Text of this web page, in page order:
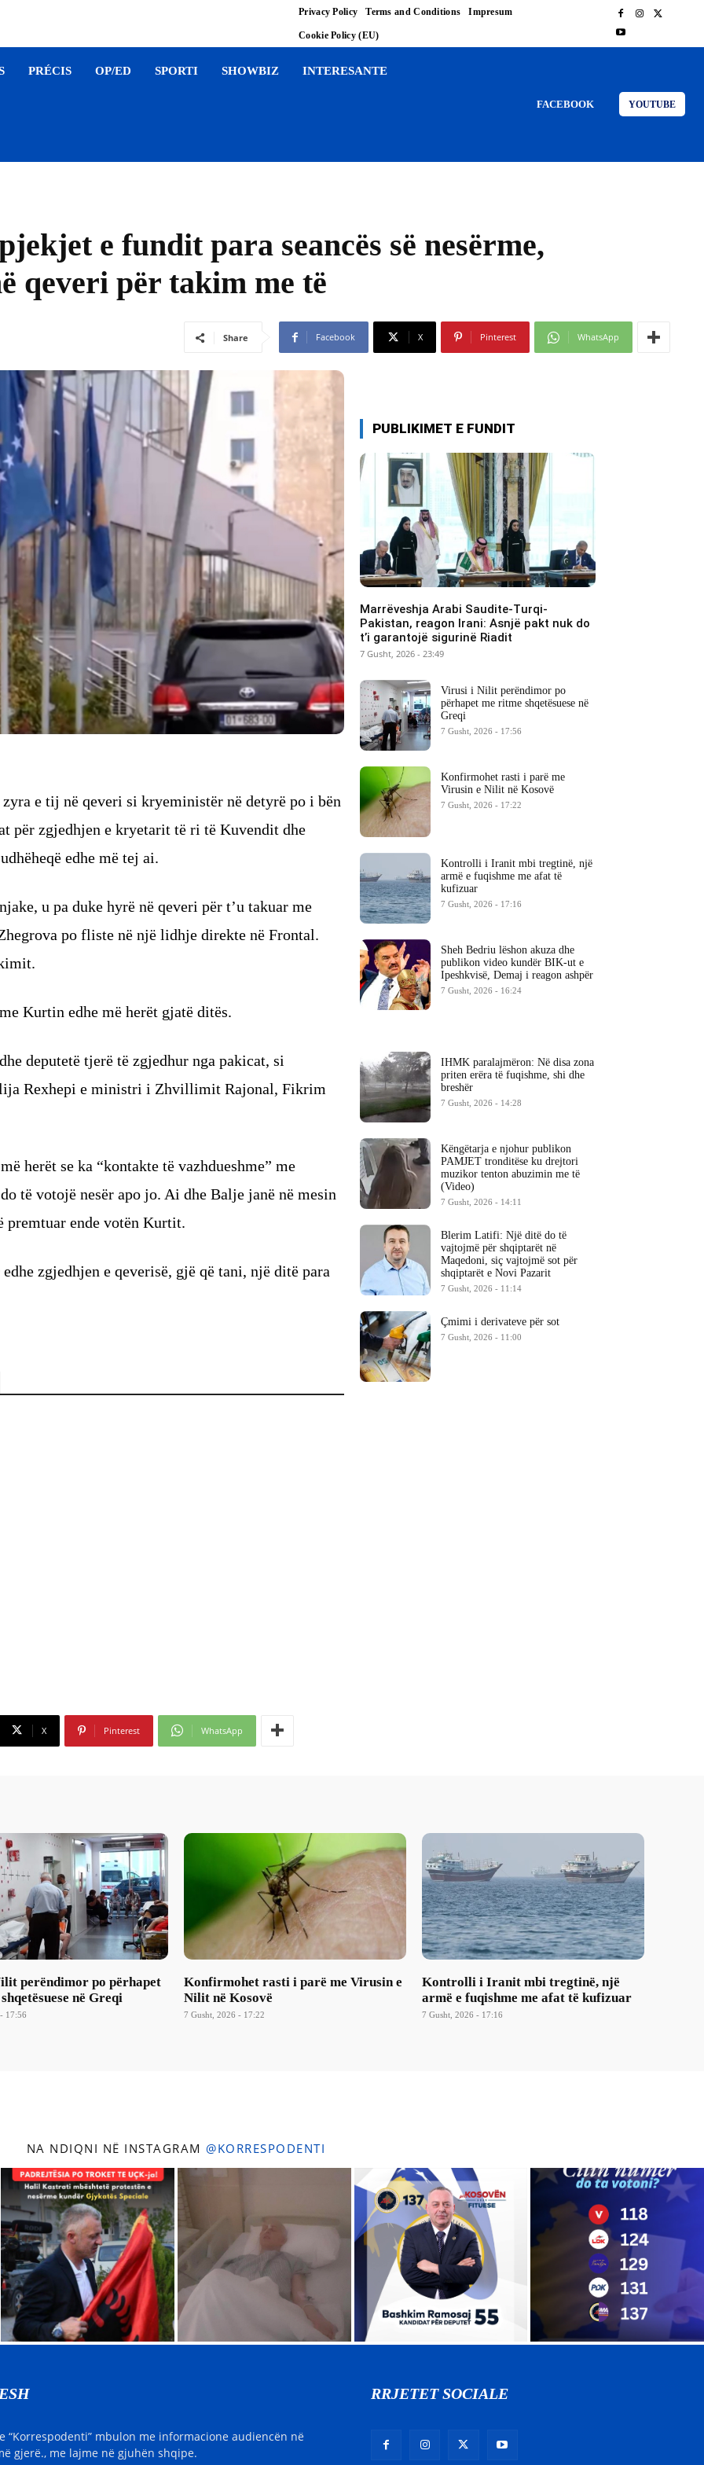
Privacy Policy Terms and Conditions Impresum
Cookie Policy (EU)
PRÉCIS OP/ED SPORTI SHOWBIZ INTERESANTE
FACEBOOK YOUTUBE
e fundit para seancës së nesërme,
qeveri për takim me të
Share Facebook X Pinterest WhatsApp
e tij në qeveri si kryeministër në detyrë po i bën
për zgjedhjen e kryetarit të ri të Kuvendit dhe
edhe më tej ai.
u pa duke hyrë në qeveri për t’u takuar me
po fliste në një lidhje direkte në Frontal.
Kurtin edhe më herët gjatë ditës.
deputetë tjerë të zgjedhur nga pakicat, si
Rexhepi e ministri i Zhvillimit Rajonal, Fikrim
herët se ka “kontakte të vazhdueshme” me
të votojë nesër apo jo. Ai dhe Balje janë në mesin
premtuar ende votën Kurtit.
zgjedhjen e qeverisë, gjë që tani, një ditë para
X Pinterest WhatsApp
PUBLIKIMET E FUNDIT
Marrëveshja Arabi Saudite-Turqi-
Pakistan, reagon Irani: Asnjë pakt nuk do
t’i garantojë sigurinë Riadit
7 Gusht, 2026 - 23:49
Virusi i Nilit perëndimor po
përhapet me ritme shqetësuese në
Greqi
7 Gusht, 2026 - 17:56
Konfirmohet rasti i parë me
Virusin e Nilit në Kosovë
7 Gusht, 2026 - 17:22
Kontrolli i Iranit mbi tregtinë, një
armë e fuqishme me afat të
kufizuar
7 Gusht, 2026 - 17:16
Sheh Bedriu lëshon akuza dhe
publikon video kundër BIK-ut e
Ipeshkvisë, Demaj i reagon ashpër
7 Gusht, 2026 - 16:24
IHMK paralajmëron: Në disa zona
priten erëra të fuqishme, shi dhe
breshër
7 Gusht, 2026 - 14:28
Këngëtarja e njohur publikon
PAMJET tronditëse ku drejtori
muzikor tenton abuzimin me të
(Video)
7 Gusht, 2026 - 14:11
Blerim Latifi: Një ditë do të
vajtojmë për shqiptarët në
Maqedoni, siç vajtojmë sot për
shqiptarët e Novi Pazarit
7 Gusht, 2026 - 11:14
Çmimi i derivateve për sot
7 Gusht, 2026 - 11:00
perëndimor po përhapet
në Greqi
17:56
Konfirmohet rasti i parë me Virusin e
Nilit në Kosovë
7 Gusht, 2026 - 17:22
Kontrolli i Iranit mbi tregtinë, një
armë e fuqishme me afat të kufizuar
7 Gusht, 2026 - 17:16
NA NDIQNI NË INSTAGRAM @KORRESPODENTI
“Korrespodenti” mbulon me informacione audiencën në
gjerë., me lajme në gjuhën shqipe.
RRJETET SOCIALE